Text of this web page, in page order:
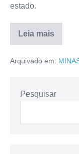
estado.
Leia mais
Arquivado em:
Pesquisar